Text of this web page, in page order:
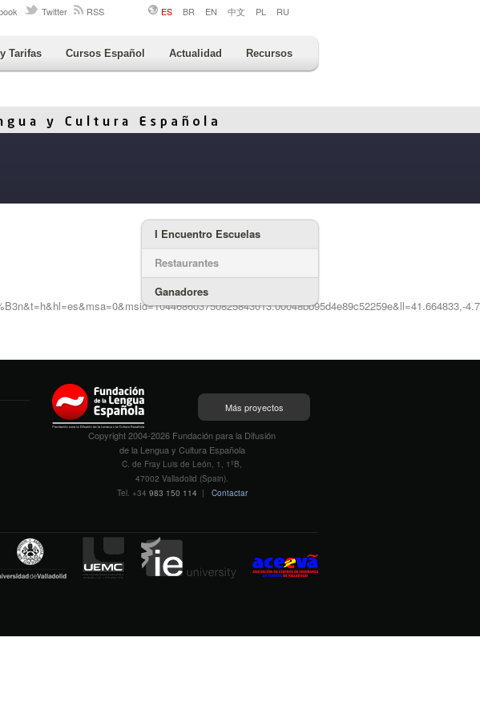
Twitter RSS ES BR EN 中文 PL RU
Tarifas Cursos Español Actualidad Recursos
I Encuentro Escuelas
Restaurantes
Ganadores
Más proyectos
Copyright 2004-2026 Fundación para la Difusión
de la Lengua y Cultura Española
C. de Fray Luis de León, 1, 1ºB,
47002 Valladolid (Spain).
Tel. +34 983 150 114 | Contactar